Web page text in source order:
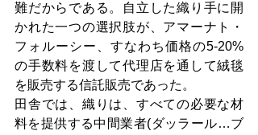
難だからである。自立した織り手に開
かれた一つの選択肢が、アマーナト・
フォルーシー、すなわち価格の5-20%
の手数料を渡して代理店を通して絨毯
を販売する信託販売であった。
田舎では、織りは、すべての必要な材
料を提供する中間業者(ダッラール…ブ